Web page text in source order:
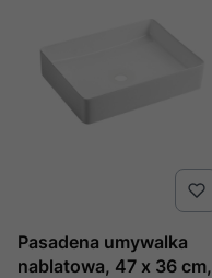
Pasadena umywalka
nablatowa, 47 x 36 cm,